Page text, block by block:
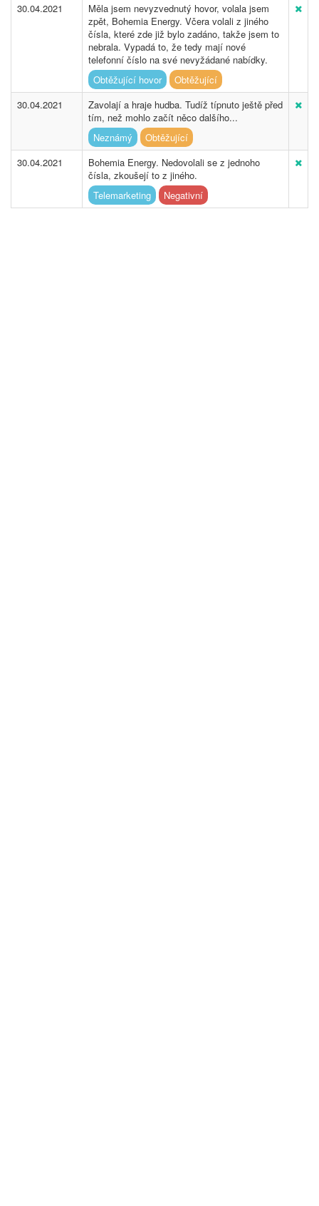
30.04.2021
Měla jsem nevyzvednutý hovor, volala jsem
zpět, Bohemia Energy. Včera volali z jiného
čísla, které zde již bylo zadáno, takže jsem to
nebrala. Vypadá to, že tedy mají nové
telefonní číslo na své nevyžádané nabídky.
Obtěžující hovor
Obtěžující
30.04.2021
Zavolají a hraje hudba. Tudíž típnuto ještě před
tím, než mohlo začít něco dalšího...
Neznámý
Obtěžující
30.04.2021
Bohemia Energy. Nedovolali se z jednoho
čísla, zkoušejí to z jiného.
Telemarketing
Negativní